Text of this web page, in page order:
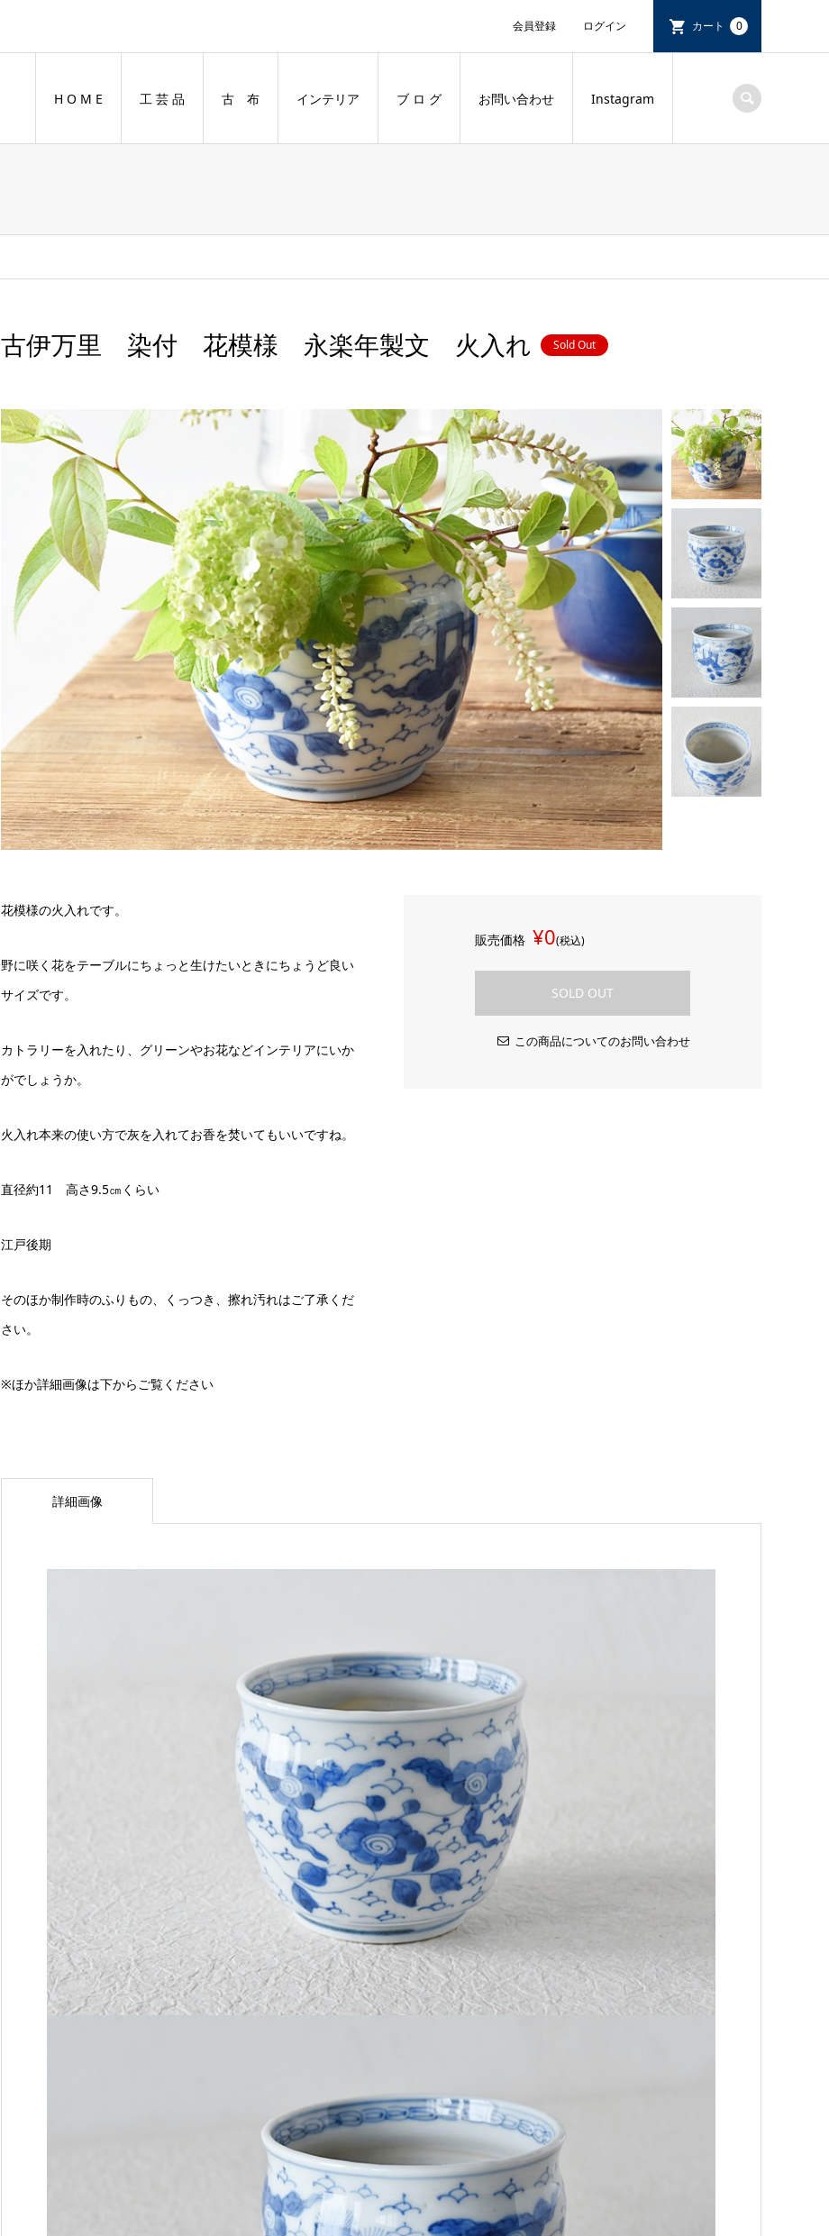
会員登録 ログイン カート 0
H O M E 工 芸 品 古 布 インテリア ブ ロ グ お問い合わせ Instagram
古伊万里 染付 花模様 永楽年製文 火入れ Sold Out
花模様の火入れです。
野に咲く花をテーブルにちょっと生けたいときにちょうど良い
サイズです。
カトラリーを入れたり、グリーンやお花などインテリアにいか
がでしょうか。
火入れ本来の使い方で灰を入れてお香を焚いてもいいですね。
直径約11 高さ9.5㎝くらい
江戸後期
そのほか制作時のふりもの、くっつき、擦れ汚れはご了承くだ
さい。
※ほか詳細画像は下からご覧ください
販売価格 ¥0(税込)
SOLD OUT
この商品についてのお問い合わせ
詳細画像